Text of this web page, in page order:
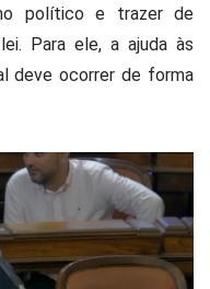
político e trazer de
Para ele, a ajuda às
deve ocorrer de forma